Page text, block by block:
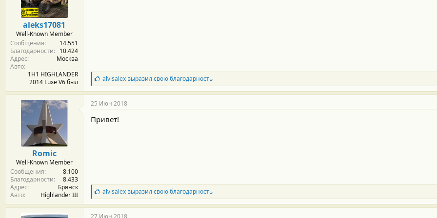
aleks17081
Well-Known Member
Сообщения
14.551
Благодарности
10.424
Адрес
Москва
Авто
1H1 HIGHLANDER
2014 Luxe V6 был
Б
л
а
г
о
д
а
alvisalexвыразил свою благодарность
Romic
Well-Known Member
Сообщения
8.100
Благодарности
8.433
Адрес
Брянск
Авто
Highlander III
25 Июн 2018
Привет!
Б
л
а
г
alvisalexвыразил свою благодарность
27 Июн 2018